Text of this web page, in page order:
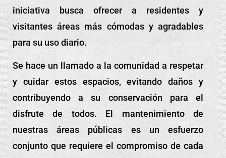
iniciativa busca ofrecer a residentes y
visitantes áreas más cómodas y agradables
para su uso diario.
Se hace un llamado a la comunidad a respetar
y cuidar estos espacios, evitando daños y
contribuyendo a su conservación para el
disfrute de todos. El mantenimiento de
nuestras áreas públicas es un esfuerzo
conjunto que requiere el compromiso de cada